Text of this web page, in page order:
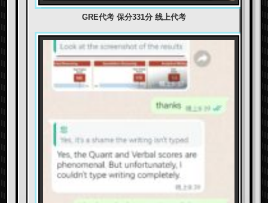
GRE代考 保分331分 线上代考